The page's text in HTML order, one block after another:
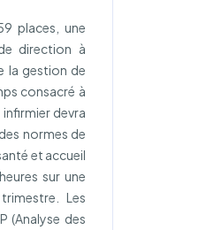
places, une
direction à
la gestion de
consacré à
infirmier devra
normes de
et accueil
sur une
Les
(Analyse des